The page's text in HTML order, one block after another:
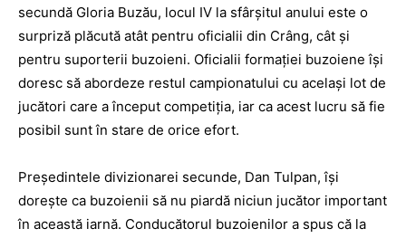
secundă Gloria Buzău, locul IV la sfârșitul anului este o
surpriză plăcută atât pentru oficialii din Crâng, cât și
pentru suporterii buzoieni. Oficialii formației buzoiene își
doresc să abordeze restul campiona­tului cu același lot de
jucători care a început competiția, iar ca acest lucru să fie
posibil sunt în stare de orice efort.
Președintele divizionarei secunde, Dan Tulpan, își
dorește ca buzoienii să nu piardă niciun jucător important
în această iarnă. Conducătorul buzoienilor a spus că la